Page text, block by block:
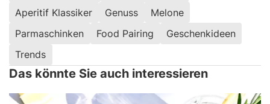
Aperitif Klassiker
Genuss
Melone
Parmaschinken
Food Pairing
Geschenkideen
Trends
Das könnte Sie auch interessieren